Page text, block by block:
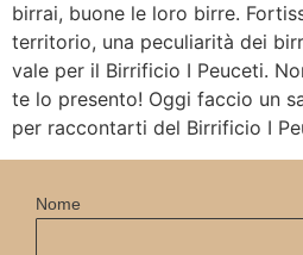
birrai, buone le loro birre.
territorio, una peculiarità dei
vale per il Birrificio I Peuceti.
te lo presento! Oggi faccio un
per raccontarti del Birrificio I
Nome